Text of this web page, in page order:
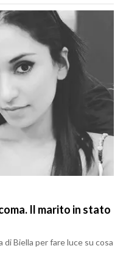
Il marito in stato
Biella per fare luce su cosa